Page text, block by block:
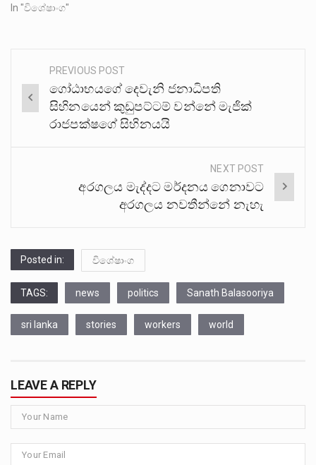
In "විශේෂාංග"
Post
navigation
PREVIOUS POST
ගෝඨාභයගේ දෙවැනි ජනාධිපති
සිහිනයෙන් කුඩුපට්ටම් වන්නේ මැජික්
රාජපක්ෂගේ සිහිනයයි
NEXT POST
අරගලය මැද්දට මර්දනය ගෙනාවට
අරගලය නවතීන්නේ නැහැ
Posted in: විශේෂාංග
TAGS: news politics Sanath Balasooriya
sri lanka stories workers world
LEAVE A REPLY